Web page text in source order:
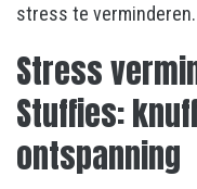
stress te verminderen.
Stress
Stuffies:
ontspanning